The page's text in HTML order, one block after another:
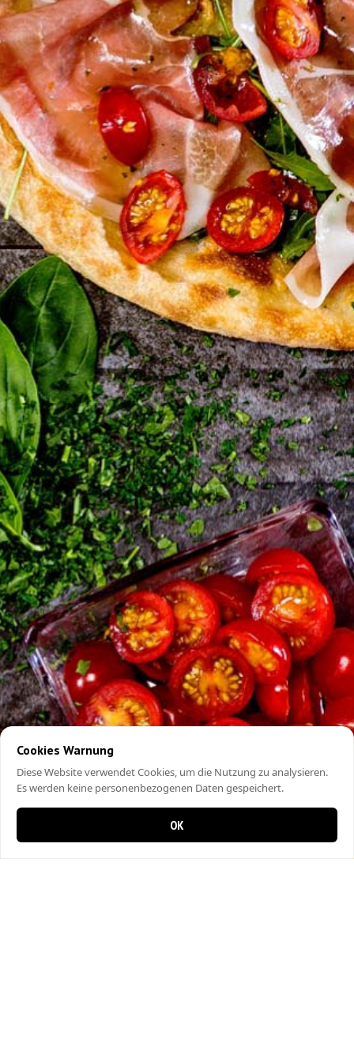
Cookies Warnung
Diese Website verwendet Cookies, um die Nutzung zu analysieren.
Es werden keine personenbezogenen Daten gespeichert.
OK